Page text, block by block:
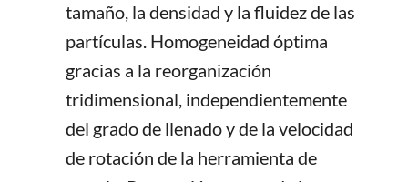
tamaño, la densidad y la fluidez de las
partículas. Homogeneidad óptima
gracias a la reorganización
tridimensional, independientemente
del grado de llenado y de la velocidad
de rotación de la herramienta de